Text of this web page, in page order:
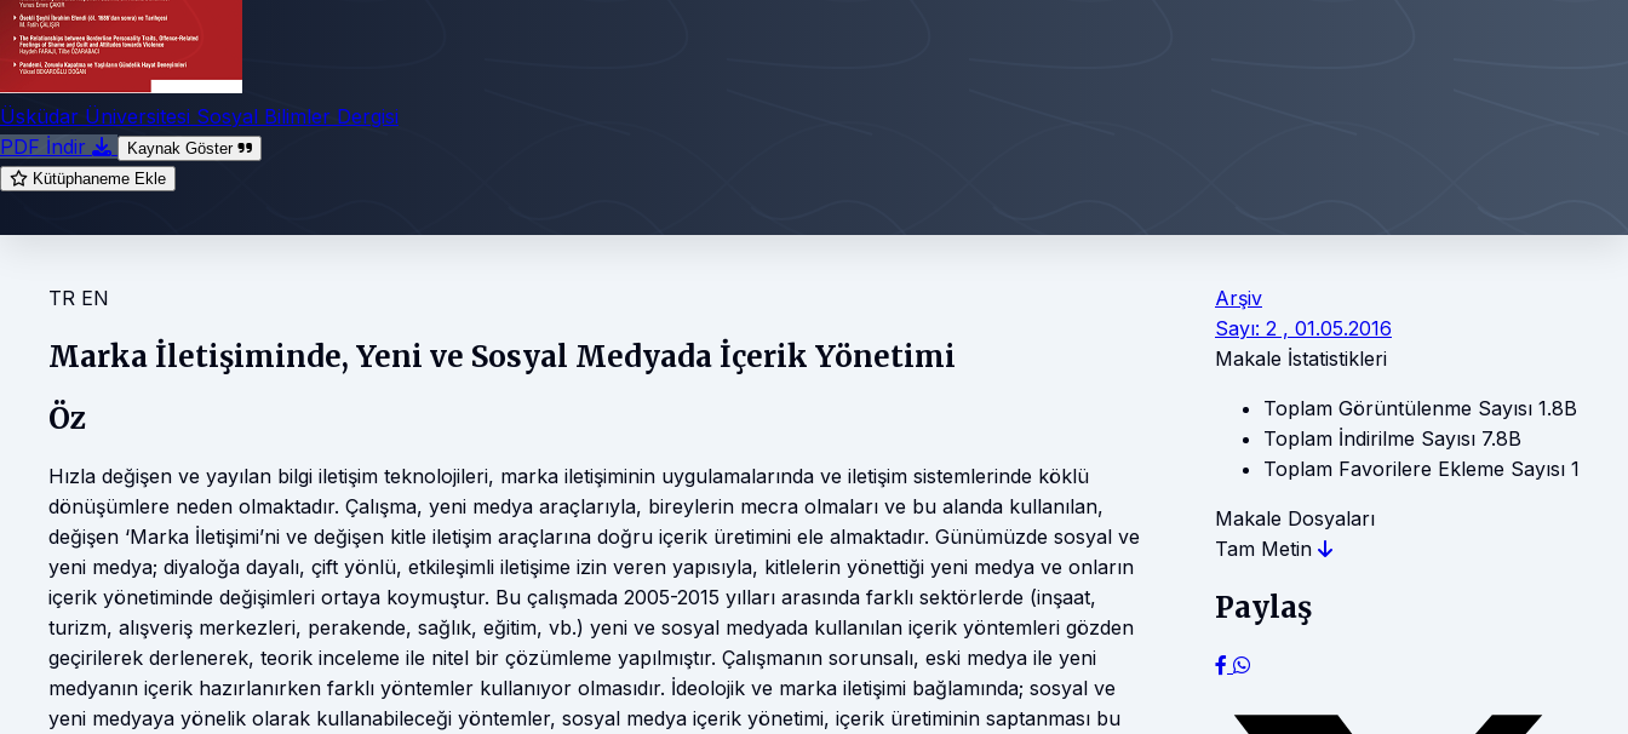
Üsküdar Üniversitesi Sosyal Bilimler Dergisi
PDF İndir
Kaynak Göster
Kütüphaneme Ekle
TR EN
Marka İletişiminde, Yeni ve Sosyal Medyada İçerik Yönetimi
Öz
Hızla değişen ve yayılan bilgi iletişim teknolojileri, marka iletişiminin uygulamalarında ve iletişim sistemlerinde köklü
dönüşümlere neden olmaktadır. Çalışma, yeni medya araçlarıyla, bireylerin mecra olmaları ve bu alanda kullanılan,
değişen ‘Marka İletişimi’ni ve değişen kitle iletişim araçlarına doğru içerik üretimini ele almaktadır. Günümüzde sosyal ve
yeni medya; diyaloğa dayalı, çift yönlü, etkileşimli iletişime izin veren yapısıyla, kitlelerin yönettiği yeni medya ve onların
içerik yönetiminde değişimleri ortaya koymuştur. Bu çalışmada 2005-2015 yılları arasında farklı sektörlerde (inşaat,
turizm, alışveriş merkezleri, perakende, sağlık, eğitim, vb.) yeni ve sosyal medyada kullanılan içerik yöntemleri gözden
geçirilerek derlenerek, teorik inceleme ile nitel bir çözümleme yapılmıştır. Çalışmanın sorunsalı, eski medya ile yeni
medyanın içerik hazırlanırken farklı yöntemler kullanıyor olmasıdır. İdeolojik ve marka iletişimi bağlamında; sosyal ve
yeni medyaya yönelik olarak kullanabileceği yöntemler, sosyal medya içerik yönetimi, içerik üretiminin saptanması bu
Arşiv
Sayı: 2 , 01.05.2016
Makale İstatistikleri
Toplam Görüntülenme Sayısı 1.8B
Toplam İndirilme Sayısı 7.8B
Toplam Favorilere Ekleme Sayısı 1
Makale Dosyaları
Tam Metin
Paylaş